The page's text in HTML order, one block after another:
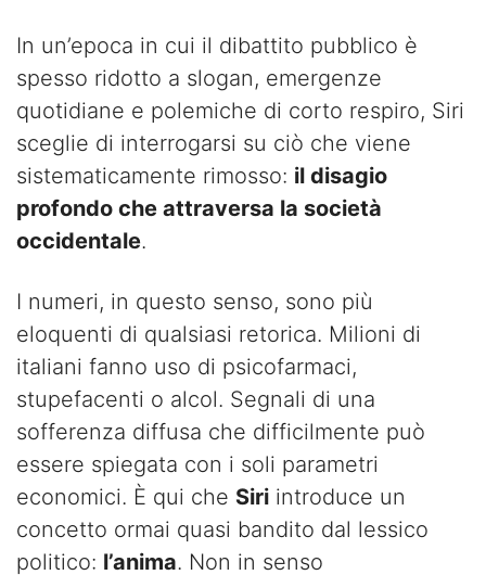
In un’epoca in cui il dibattito pubblico è
spesso ridotto a slogan, emergenze
quotidiane e polemiche di corto respiro, Siri
sceglie di interrogarsi su ciò che viene
sistematicamente rimosso: il disagio
profondo che attraversa la società
occidentale.
I numeri, in questo senso, sono più
eloquenti di qualsiasi retorica. Milioni di
italiani fanno uso di psicofarmaci,
stupefacenti o alcol. Segnali di una
sofferenza diffusa che difficilmente può
essere spiegata con i soli parametri
economici. È qui che Siri introduce un
concetto ormai quasi bandito dal lessico
politico: l’anima. Non in senso